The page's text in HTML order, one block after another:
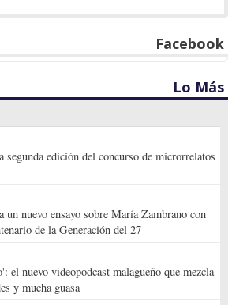
Facebook
Lo Más
edición del concurso de microrrelatos
un nuevo ensayo sobre María Zambrano con
de la Generación del 27
el nuevo videopodcast malagueño que mezcla
y mucha guasa